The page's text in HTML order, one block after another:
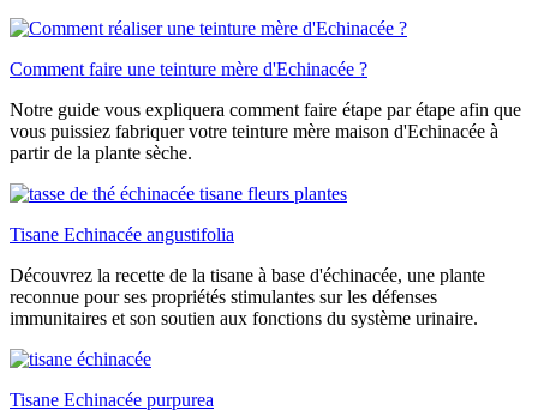
Comment faire une teinture mère d'Echinacée ?
Notre guide vous expliquera comment faire étape par étape afin que
vous puissiez fabriquer votre teinture mère maison d'Echinacée à
partir de la plante sèche.
Tisane Echinacée angustifolia
Découvrez la recette de la tisane à base d'échinacée, une plante
reconnue pour ses propriétés stimulantes sur les défenses
immunitaires et son soutien aux fonctions du système urinaire.
Tisane Echinacée purpurea